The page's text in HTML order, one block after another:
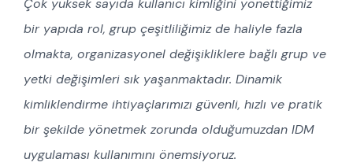
Çok yüksek sayıda kullanıcı kimliğini yönettiğimiz
bir yapıda rol, grup çeşitliliğimiz de haliyle fazla
olmakta, organizasyonel değişikliklere bağlı grup ve
yetki değişimleri sık yaşanmaktadır. Dinamik
kimliklendirme ihtiyaçlarımızı güvenli, hızlı ve pratik
bir şekilde yönetmek zorunda olduğumuzdan IDM
uygulaması kullanımını önemsiyoruz.